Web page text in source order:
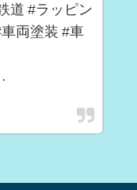
道 #ラッピン
両塗装 #車